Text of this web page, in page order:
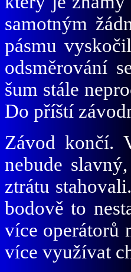
samotným
pásmu
odsměrování
šum stále
Do příští
Závod končí.
nebude
ztrátu
bodově to
více operátorů
více využívat